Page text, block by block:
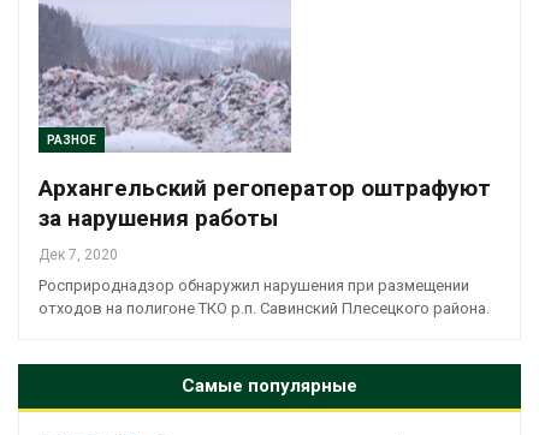
РАЗНОЕ
Архангельский регоператор оштрафуют
за нарушения работы
Дек 7, 2020
Росприроднадзор обнаружил нарушения при размещении
отходов на полигоне ТКО р.п. Савинский Плесецкого района.
Самые популярные